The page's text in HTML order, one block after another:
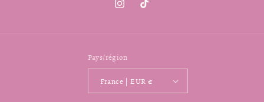
InstagramTikTok
Pays/région
France | EUR €